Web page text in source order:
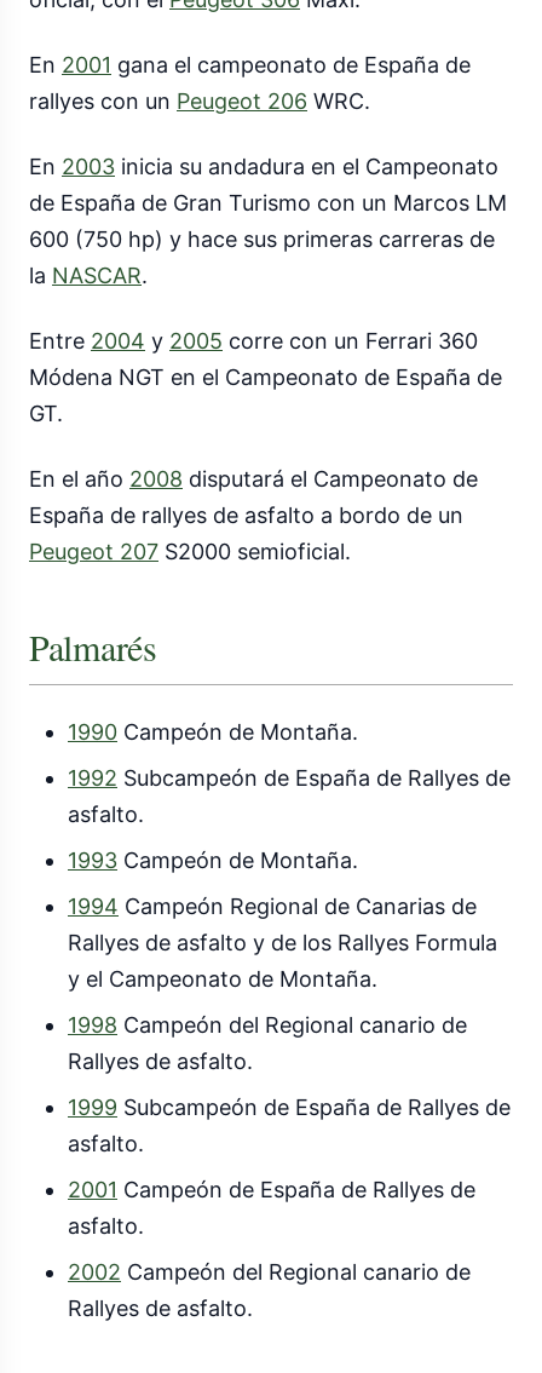
En 2001 gana el campeonato de España de
rallyes con un Peugeot 206 WRC.
En 2003 inicia su andadura en el Campeonato
de España de Gran Turismo con un Marcos LM
600 (750 hp) y hace sus primeras carreras de
la NASCAR.
Entre 2004 y 2005 corre con un Ferrari 360
Módena NGT en el Campeonato de España de
GT.
En el año 2008 disputará el Campeonato de
España de rallyes de asfalto a bordo de un
Peugeot 207 S2000 semioficial.
Palmarés
1990 Campeón de Montaña.
1992 Subcampeón de España de Rallyes de
asfalto.
1993 Campeón de Montaña.
1994 Campeón Regional de Canarias de
Rallyes de asfalto y de los Rallyes Formula
y el Campeonato de Montaña.
1998 Campeón del Regional canario de
Rallyes de asfalto.
1999 Subcampeón de España de Rallyes de
asfalto.
2001 Campeón de España de Rallyes de
asfalto.
2002 Campeón del Regional canario de
Rallyes de asfalto.